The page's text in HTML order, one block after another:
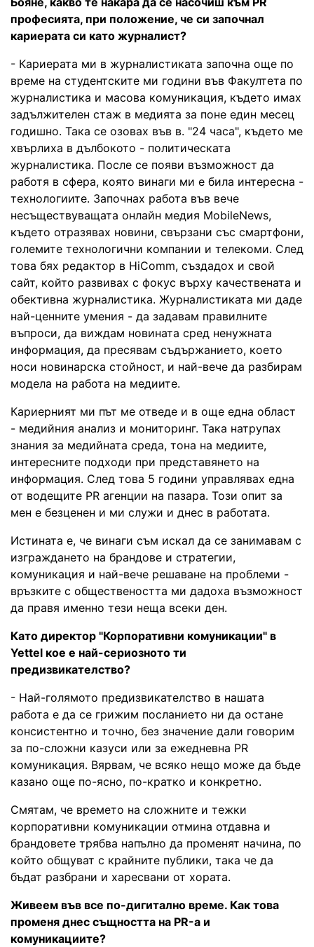
професията, при положение, че си започнал
кариерата си като журналист?
- Кариерата ми в журналистиката започна още по
време на студентските ми години във Факултета по
журналистика и масова комуникация, където имах
задължителен стаж в медията за поне един месец
годишно. Така се озовах във в. "24 часа", където ме
хвърлиха в дълбокото - политическата
журналистика. После се появи възможност да
работя в сфера, която винаги ми е била интересна -
технологиите. Започнах работа във вече
несъществуващата онлайн медия MobileNews,
където отразявах новини, свързани със смартфони,
големите технологични компании и телекоми. След
това бях редактор в HiComm, създадох и свой
сайт, който развивах с фокус върху качествената и
обективна журналистика. Журналистиката ми даде
най-ценните умения - да задавам правилните
въпроси, да виждам новината сред ненужната
информация, да пресявам съдържанието, което
носи новинарска стойност, и най-вече да разбирам
модела на работа на медиите.
Кариерният ми път ме отведе и в още една област
- медийния анализ и мониторинг. Така натрупах
знания за медийната среда, тона на медиите,
интересните подходи при представянето на
информация. След това 5 години управлявах една
от водещите PR агенции на пазара. Този опит за
мен е безценен и ми служи и днес в работата.
Истината е, че винаги съм искал да се занимавам с
изграждането на брандове и стратегии,
комуникация и най-вече решаване на проблеми -
връзките с обществеността ми дадоха възможност
да правя именно тези неща всеки ден.
Като директор "Корпоративни комуникации" в
Yettel кое е най-сериозното ти
предизвикателство?
- Най-голямото предизвикателство в нашата
работа е да се грижим посланието ни да остане
консистентно и точно, без значение дали говорим
за по-сложни казуси или за ежедневна PR
комуникация. Вярвам, че всяко нещо може да бъде
казано още по-ясно, по-кратко и конкретно.
Смятам, че времето на сложните и тежки
корпоративни комуникации отмина отдавна и
брандовете трябва напълно да променят начина, по
който общуват с крайните публики, така че да
бъдат разбрани и харесвани от хората.
Живеем във все по-дигитално време. Как това
променя днес същността на PR-а и
комуникациите?